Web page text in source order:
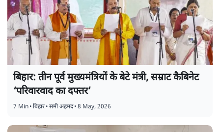
बिहार: तीन पूर्व मुख्यमंत्रियों के बेटे मंत्री, सम्राट कैबिनेट
‘परिवारवाद का दफ्तर’
7 Min•बिहार•समी अहमद•8 May, 2026